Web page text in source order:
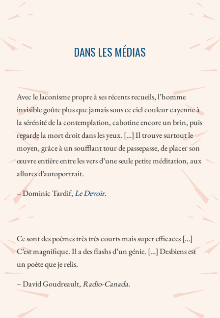
Dans son nouveau recueil
, le poète
Patrice Desbiens poursuit son exploration, avec la concision qui
grands et petits moments de l’existence.
DANS LES MÉDIAS
Avec le laconisme propre à ses récents recueils, l’homme
invisible goûte plus que jamais sous ce ciel couleur cayenne à
la sérénité de la contemplation, cabotine encore un brin, puis
regarde la mort droit dans les yeux. […] Il trouve surtout le
moyen, grâce à un soufflant tour de passepasse, de placer son
œuvre entière entre les vers d’une seule petite méditation, aux
allures d’autoportrait.
– Dominic Tardif,Le Devoir.
Ce sont des poèmes très très courts mais super efficaces […]
C’est magnifique. Il a des flashs d’un génie. […] Desbiens est
un poète que je relis.
– David Goudreault,Radio-Canada.